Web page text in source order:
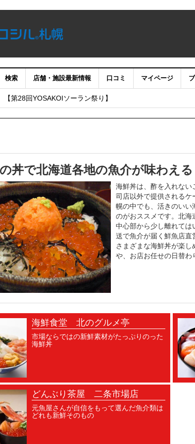
検索 店舗・施設最新情報 口コミ マイページ
【重要：9月5日（火）22時】ココシル：アカウントサービス
【第28回YOSAKOIソーラン祭り】
施設の電子チケットを提供する実証実験事業を共同で実施い
丼で北海道各地の魚介が味わえる
海鮮丼は、酢を入れな
司店以外で提供される
幌の中でも、活きのいい
のがおススメです。北
中心部から少し離れては
送で魚介が届く鮮魚店
さまざまな海鮮丼が楽
や、お店お任せの日替わ
海鮮食堂 北のグルメ亭
市場ならではの新鮮素材がたっぷりのった
海鮮丼
どんぶり茶屋 二条市場店
元魚屋さんが自信をもって選んだ魚介類は
どれも新鮮そのもの